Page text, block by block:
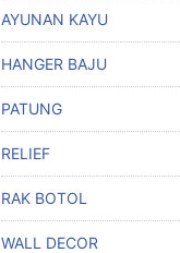
AYUNAN KAYU
HANGER BAJU
PATUNG
RELIEF
RAK BOTOL
WALL DECOR